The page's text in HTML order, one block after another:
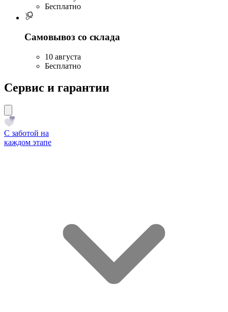
Бесплатно
Самовывоз со склада
10 августа
Бесплатно
Сервис и гарантии
С заботой на
каждом этапе